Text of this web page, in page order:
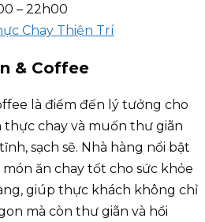
– 22h00
Chay Thiện Trí
& Coffee
là điểm đến lý tưởng cho
chay và muốn thư giãn
sạch sẽ. Nhà hàng nổi bật
ăn chay tốt cho sức khỏe
giúp thực khách không chỉ
mà còn thư giãn và hồi